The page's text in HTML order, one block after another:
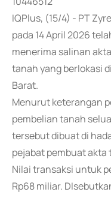
IQPlus, (15/4) - PT
pada 14 April 2026
menerima salinan
tanah yang berlokasi
Barat.
Menurut keterangan
pembelian tanah
tersebut dibuat di
pejabat pembuat akta
Nilai transaksi untuk
Rp68 miliar.